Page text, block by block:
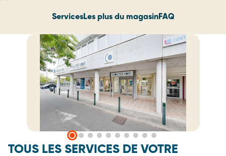
ServicesLes plus du magasinFAQ
TOUS LES SERVICES DE VOTRE